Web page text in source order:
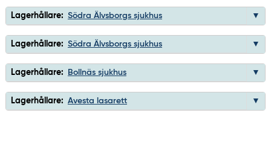
Lagerhållare: Södra Älvsborgs sjukhus
Lagerhållare: Södra Älvsborgs sjukhus
Lagerhållare: Bollnäs sjukhus
Lagerhållare: Avesta lasarett